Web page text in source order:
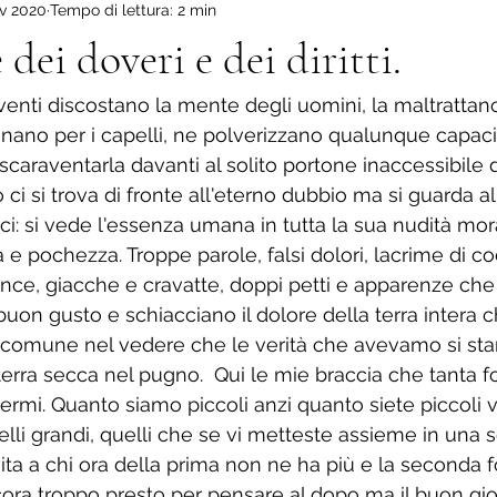
scuola Il mio Altopiano.
dei doveri e dei diritti.
2020 Tempo di lettura: 2 min
discostano la mente degli uomini, la
per i capelli, ne polverizzano qualunque
davanti al solito portone inaccessibile
ci si trova di fronte all'eterno dubbio ma si guarda
si vede l'essenza umana in tutta la sua nudità
e pochezza. Troppe parole, falsi dolori, lacrime di
giacche e cravatte, doppi petti e apparenze
gusto e schiacciano il dolore della terra intera
nel vedere che le verità che avevamo si
secca nel pugno.  Qui le mie braccia che tanta
Quanto siamo piccoli anzi quanto siete piccoli
grandi, quelli che se vi metteste assieme in una
a chi ora della prima non ne ha più e la seconda